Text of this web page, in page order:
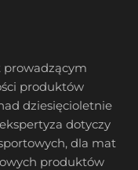
prowadzącym
produktów
dziesięcioletnie
dotyczy
dla mat
produktów